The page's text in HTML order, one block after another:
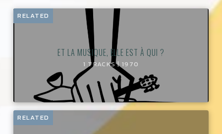
RELATED
ET LA MUSIQUE, ELLE EST À QUI ?
1 TRACKS | 1970
RELATED